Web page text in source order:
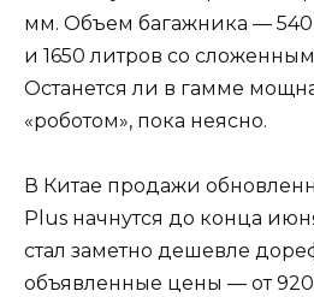
мм. Объем багажника —
и 1650 литров со
Останется ли в гамме
«роботом», пока неясно.
В Китае продажи
Plus начнутся до конца
стал заметно дешевле
объявленные цены — от